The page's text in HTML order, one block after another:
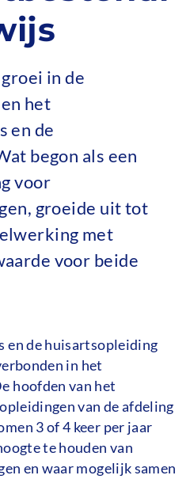
in de
het
en de
begon als een
voor
groeide uit tot
met
voor beide
de huisartsopleiding
in het
hoofden van het
van de afdeling
3 of 4 keer per jaar
te houden van
en waar mogelijk samen